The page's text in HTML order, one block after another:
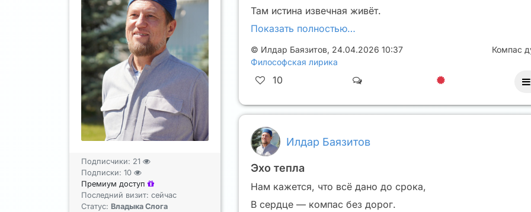
Подписчики: 21
Подписки: 10
Премиум доступ
Последний визит: сейчас
Статус: Владыка Слога
Там истина извечная живёт.
Показать полностью…
© Илдар Баязитов, 24.04.2026 10:37
Философская лирика
Компас
10
Илдар Баязитов
Эхо тепла
Нам кажется, что всё дано до срока,
В сердце — компас без дорог.